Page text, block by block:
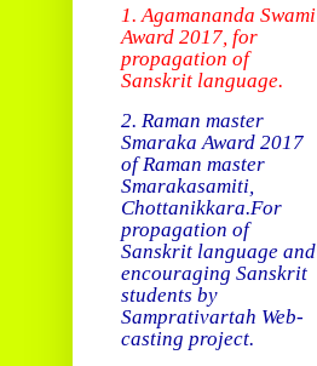
1. Agamananda Swami
Award 2017, for
propagation of
Sanskrit language.
2. Raman master
Smaraka Award 2017
of Raman master
Smarakasamiti,
Chottanikkara.For
propagation of
Sanskrit language and
encouraging Sanskrit
students by
Samprativartah Web-
casting project.